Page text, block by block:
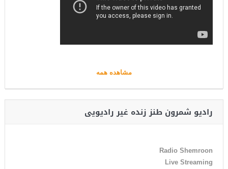
مشاهده همه
رادیو شمرون طنز زنده غیر رادیویی
Radio Shemroon
Live Streaming